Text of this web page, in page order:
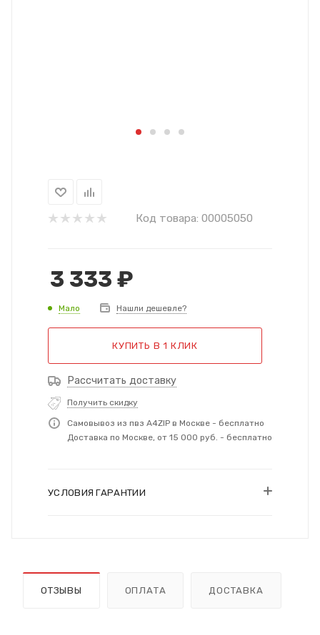
Код товара: 00005050
3 333 ₽
Мало Нашли дешевле?
КУПИТЬ В 1 КЛИК
Рассчитать доставку
Получить скидку
Самовывоз из пвз A4ZIP в Москве - бесплатно
Доставка по Москве, от 15 000 руб. - бесплатно
УСЛОВИЯ ГАРАНТИИ
ОТЗЫВЫ ОПЛАТА ДОСТАВКА